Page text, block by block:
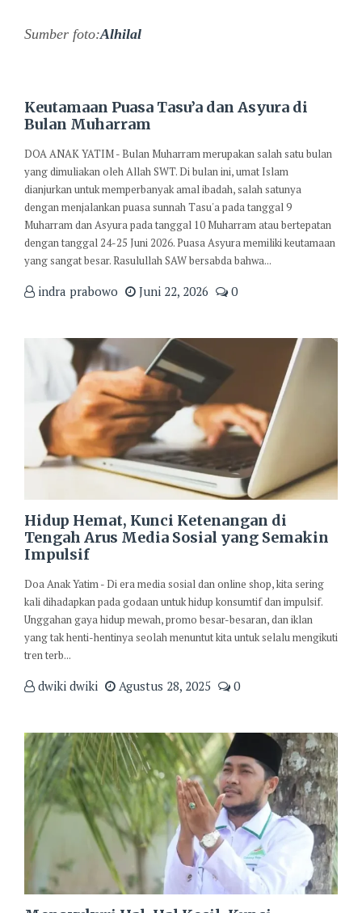
Sumber foto:Alhilal
Keutamaan Puasa Tasu’a dan Asyura di
Bulan Muharram
DOA ANAK YATIM - Bulan Muharram merupakan salah satu bulan
yang dimuliakan oleh Allah SWT. Di bulan ini, umat Islam
dianjurkan untuk memperbanyak amal ibadah, salah satunya
dengan menjalankan puasa sunnah Tasu'a pada tanggal 9
Muharram dan Asyura pada tanggal 10 Muharram atau bertepatan
dengan tanggal 24-25 Juni 2026. Puasa Asyura memiliki keutamaan
yang sangat besar. Rasulullah SAW bersabda bahwa...
indra prabowo Juni 22, 2026 0
Hidup Hemat, Kunci Ketenangan di
Tengah Arus Media Sosial yang Semakin
Impulsif
Doa Anak Yatim - Di era media sosial dan online shop, kita sering
kali dihadapkan pada godaan untuk hidup konsumtif dan impulsif.
Unggahan gaya hidup mewah, promo besar-besaran, dan iklan
yang tak henti-hentinya seolah menuntut kita untuk selalu mengikuti
tren terb...
dwiki dwiki Agustus 28, 2025 0